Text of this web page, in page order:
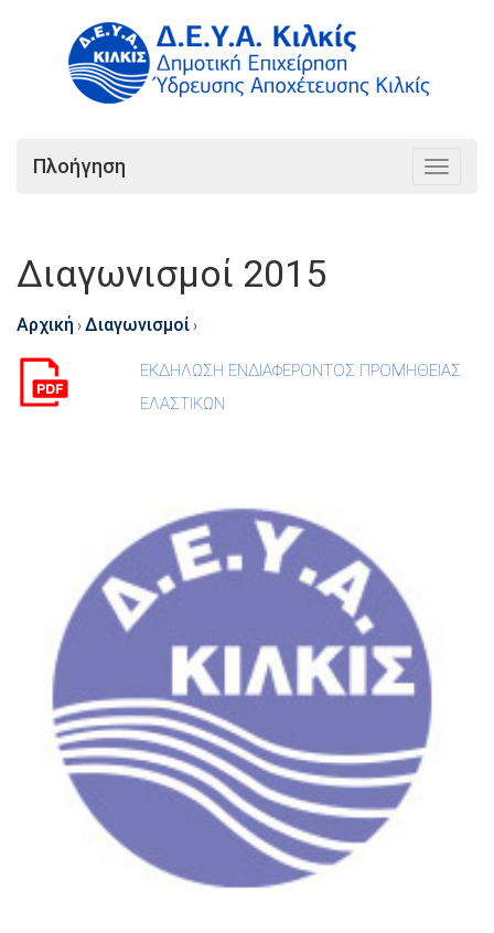
Toggle
Πλοήγηση
Διαγωνισμοί 2015
Αρχική ›Διαγωνισμοί ›
ΕΚΔΗΛΩΣΗ ΕΝΔΙΑΦΕΡΟΝΤΟΣ ΠΡΟΜΗΘΕΙΑΣ
ΕΛΑΣΤΙΚΩΝ